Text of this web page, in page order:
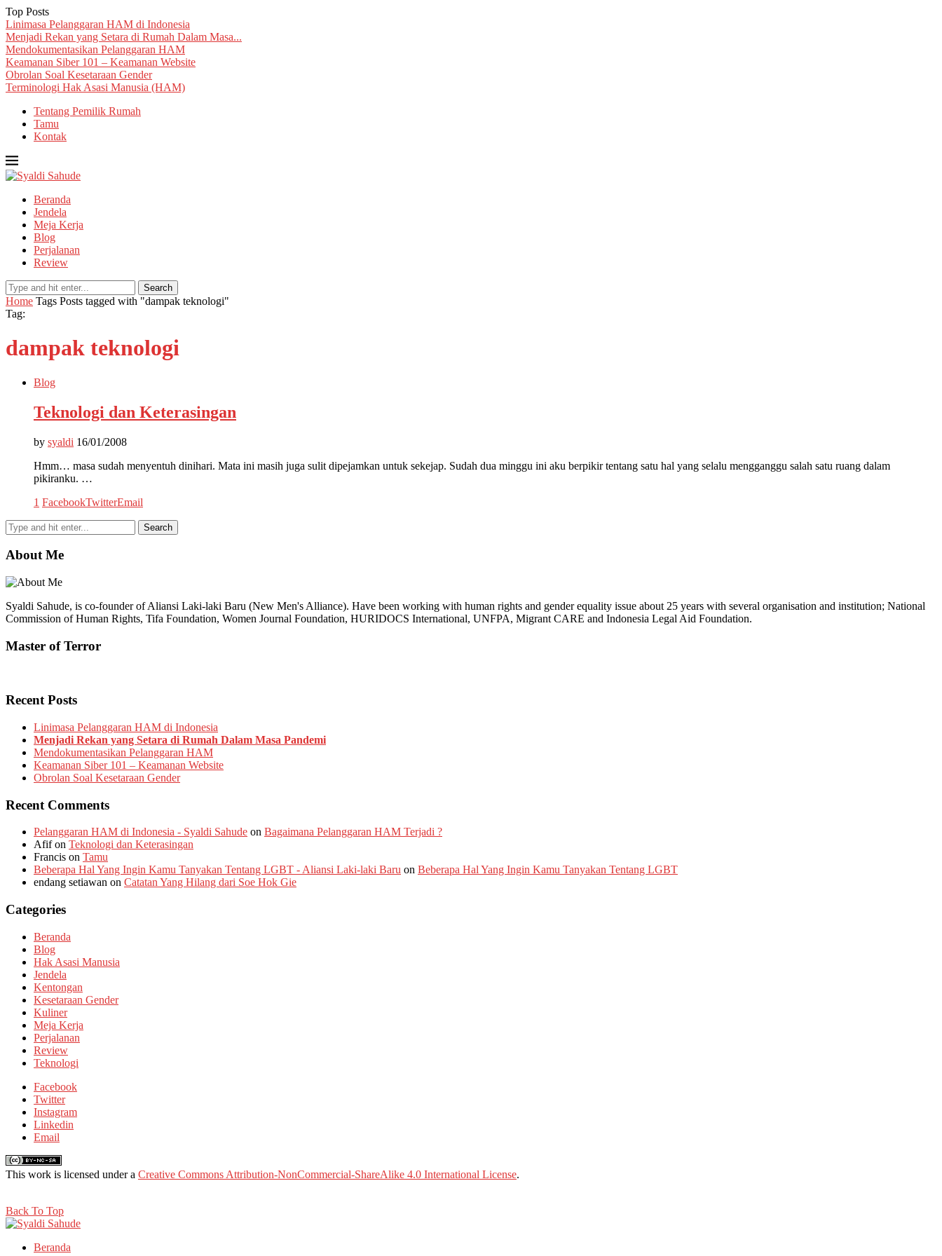
Top Posts
Linimasa Pelanggaran HAM di Indonesia
Menjadi Rekan yang Setara di Rumah Dalam Masa...
Mendokumentasikan Pelanggaran HAM
Keamanan Siber 101 – Keamanan Website
Obrolan Soal Kesetaraan Gender
Terminologi Hak Asasi Manusia (HAM)
Tentang Pemilik Rumah
Tamu
Kontak
Beranda
Jendela
Meja Kerja
Blog
Perjalanan
Review
Search
Home Tags Posts tagged with "dampak teknologi"
Tag:
dampak teknologi
Blog
Teknologi dan Keterasingan
by syaldi 16/01/2008
Hmm… masa sudah menyentuh dinihari. Mata ini masih juga sulit dipejamkan untuk sekejap. Sudah dua minggu ini aku berpikir tentang satu hal yang selalu mengganggu salah satu ruang dalam
pikiranku. …
1 FacebookTwitterEmail
About Me
Syaldi Sahude, is co-founder of Aliansi Laki-laki Baru (New Men's Alliance). Have been working with human rights and gender equality issue about 25 years with several organisation and institution; National
Commission of Human Rights, Tifa Foundation, Women Journal Foundation, HURIDOCS International, UNFPA, Migrant CARE and Indonesia Legal Aid Foundation.
Master of Terror
Recent Posts
Linimasa Pelanggaran HAM di Indonesia
Menjadi Rekan yang Setara di Rumah Dalam Masa Pandemi
Mendokumentasikan Pelanggaran HAM
Keamanan Siber 101 – Keamanan Website
Obrolan Soal Kesetaraan Gender
Recent Comments
Pelanggaran HAM di Indonesia - Syaldi Sahude on Bagaimana Pelanggaran HAM Terjadi ?
Afifon Teknologi dan Keterasingan
Francis on Tamu
Beberapa Hal Yang Ingin Kamu Tanyakan Tentang LGBT - Aliansi Laki-laki Baru on Beberapa Hal Yang Ingin Kamu Tanyakan Tentang LGBT
endang setiawan on Catatan Yang Hilang dari Soe Hok Gie
Categories
Beranda
Blog
Hak Asasi Manusia
Jendela
Kentongan
Kesetaraan Gender
Kuliner
Meja Kerja
Perjalanan
Review
Teknologi
Facebook
Twitter
Instagram
Linkedin
Email
This work is licensed under a Creative Commons Attribution-NonCommercial-ShareAlike 4.0 International License.
Back To Top
Beranda